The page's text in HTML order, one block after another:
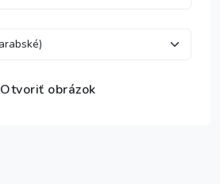
Otvoriť obrázok